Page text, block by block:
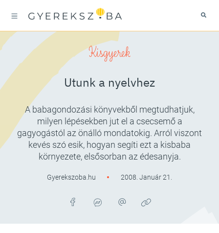
Kisgyerek
Utunk a nyelvhez
A babagondozási könyvekből megtudhatjuk,
milyen lépésekben jut el a csecsemő a
gagyogástól az önálló mondatokig. Arról viszont
kevés szó esik, hogyan segíti ezt a kisbaba
környezete, elsősorban az édesanyja.
Gyerekszoba.hu 2008. Január 21.